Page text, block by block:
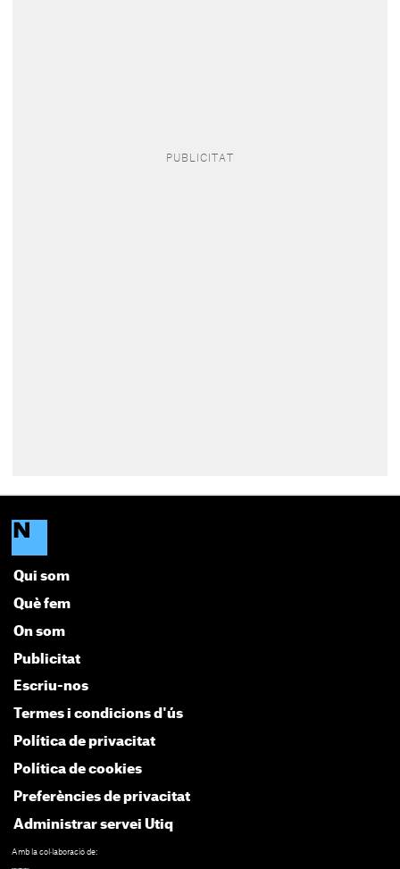
Qui som
Què fem
On som
Publicitat
Escriu-nos
Termes i condicions d'ús
Política de privacitat
Política de cookies
Preferències de privacitat
Administrar servei Utiq
Amb la col·laboració de: